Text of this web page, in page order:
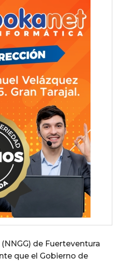
de Fuerteventura
que el Gobierno de